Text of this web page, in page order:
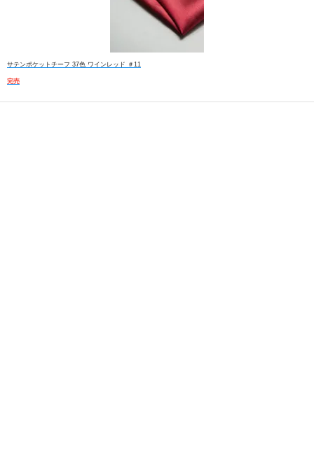
サテンポケットチーフ 37色 ワインレッド ＃11
完売